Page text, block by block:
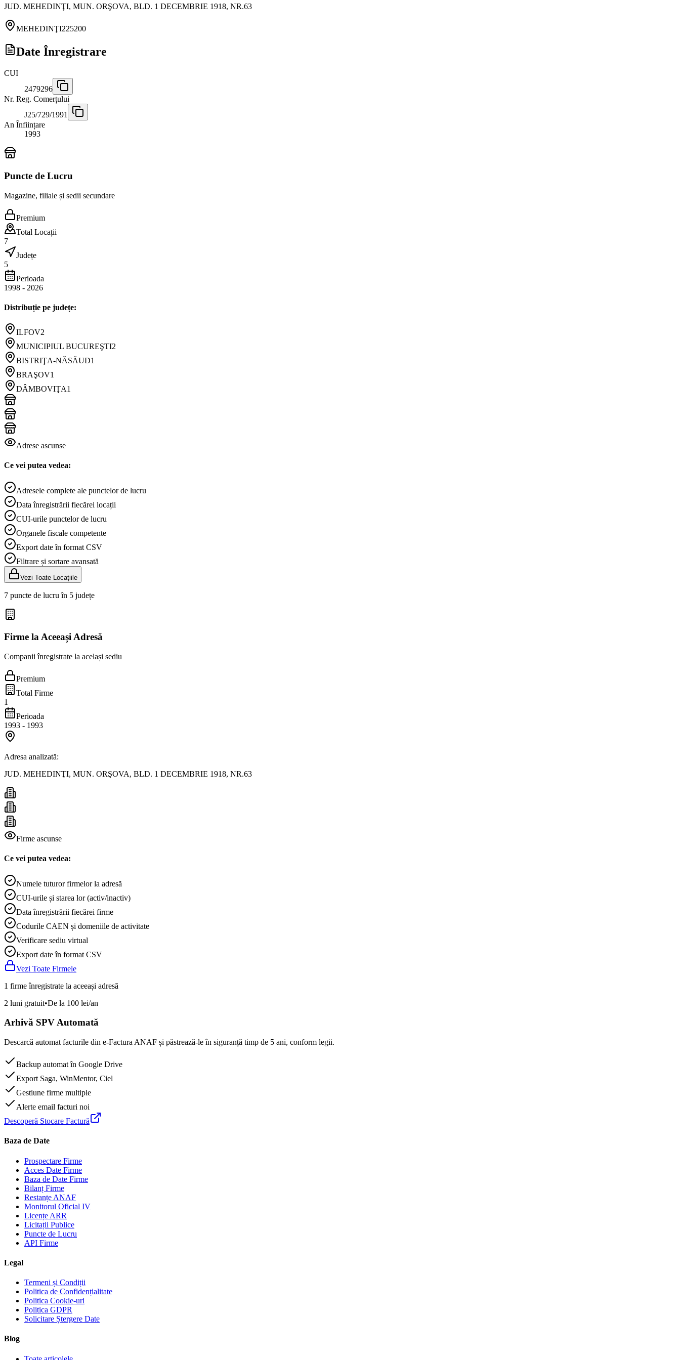
JUD. MEHEDINŢI, MUN. ORŞOVA, BLD. 1 DECEMBRIE 1918, NR.63
MEHEDINŢI225200
Date Înregistrare
CUI
2479296
Nr. Reg. Comerțului
J25/729/1991
An Înființare
1993
Puncte de Lucru
Magazine, filiale și sedii secundare
Premium
Total Locații
7
Județe
5
Perioada
1998 - 2026
Distribuție pe județe:
ILFOV2
MUNICIPIUL BUCUREŞTI2
BISTRIŢA-NĂSĂUD1
BRAŞOV1
DÂMBOVIŢA1
Adrese ascunse
Ce vei putea vedea:
Adresele complete ale punctelor de lucru
Data înregistrării fiecărei locații
CUI-urile punctelor de lucru
Organele fiscale competente
Export date în format CSV
Filtrare și sortare avansată
Vezi Toate Locațiile
7 puncte de lucru în 5 județe
Firme la Aceeași Adresă
Companii înregistrate la același sediu
Premium
Total Firme
1
Perioada
1993 - 1993
Adresa analizată:
JUD. MEHEDINŢI, MUN. ORŞOVA, BLD. 1 DECEMBRIE 1918, NR.63
Firme ascunse
Ce vei putea vedea:
Numele tuturor firmelor la adresă
CUI-urile și starea lor (activ/inactiv)
Data înregistrării fiecărei firme
Codurile CAEN și domeniile de activitate
Verificare sediu virtual
Export date în format CSV
Vezi Toate Firmele
1 firme înregistrate la aceeași adresă
2 luni gratuit•De la 100 lei/an
Arhivă SPV Automată
Descarcă automat facturile din e-Factura ANAF și păstrează-le în siguranță timp de 5 ani, conform legii.
Backup automat în Google Drive
Export Saga, WinMentor, Ciel
Gestiune firme multiple
Alerte email facturi noi
Descoperă Stocare Factură
Baza de Date
Prospectare Firme
Acces Date Firme
Baza de Date Firme
Bilanț Firme
Restanțe ANAF
Monitorul Oficial IV
Licențe ARR
Licitații Publice
Puncte de Lucru
API Firme
Legal
Termeni și Condiții
Politica de Confidențialitate
Politica Cookie-uri
Politica GDPR
Solicitare Ștergere Date
Blog